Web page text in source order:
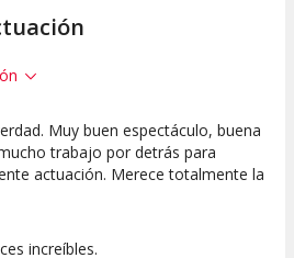
10
en
10
Interpretación
Muy buen espectáculo, buena
trabajo por detrás para
actuación. Merece totalmente la
increíbles.